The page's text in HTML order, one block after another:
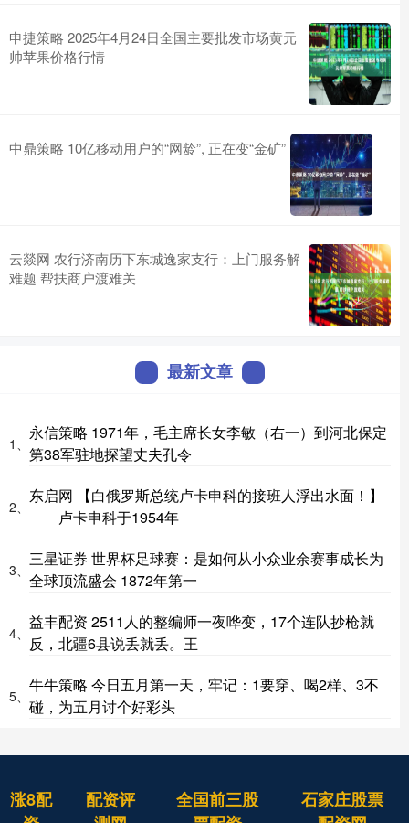
申捷策略 2025年4月24日全国主要批发市场黄元
帅苹果价格行情
中鼎策略 10亿移动用户的“网龄”, 正在变“金矿”
云燚网 农行济南历下东城逸家支行：上门服务解
难题 帮扶商户渡难关
最新文章
1、
永信策略 1971年，毛主席长女李敏（右一）到河北保定
第38军驻地探望丈夫孔令
2、
东启网 【白俄罗斯总统卢卡申科的接班人浮出水面！】
卢卡申科于1954年
3、
三星证券 世界杯足球赛：是如何从小众业余赛事成长为
全球顶流盛会 1872年第一
4、
益丰配资 2511人的整编师一夜哗变，17个连队抄枪就
反，北疆6县说丢就丢。王
5、
牛牛策略 今日五月第一天，牢记：1要穿、喝2样、3不
碰，为五月讨个好彩头
涨8配
配资评
全国前三股
石家庄股票